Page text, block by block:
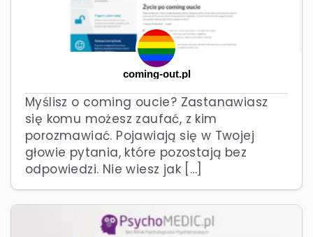
coming-out.pl
Myślisz o coming oucie? Zastanawiasz
się komu możesz zaufać, z kim
porozmawiać. Pojawiają się w Twojej
głowie pytania, które pozostają bez
odpowiedzi. Nie wiesz jak […]